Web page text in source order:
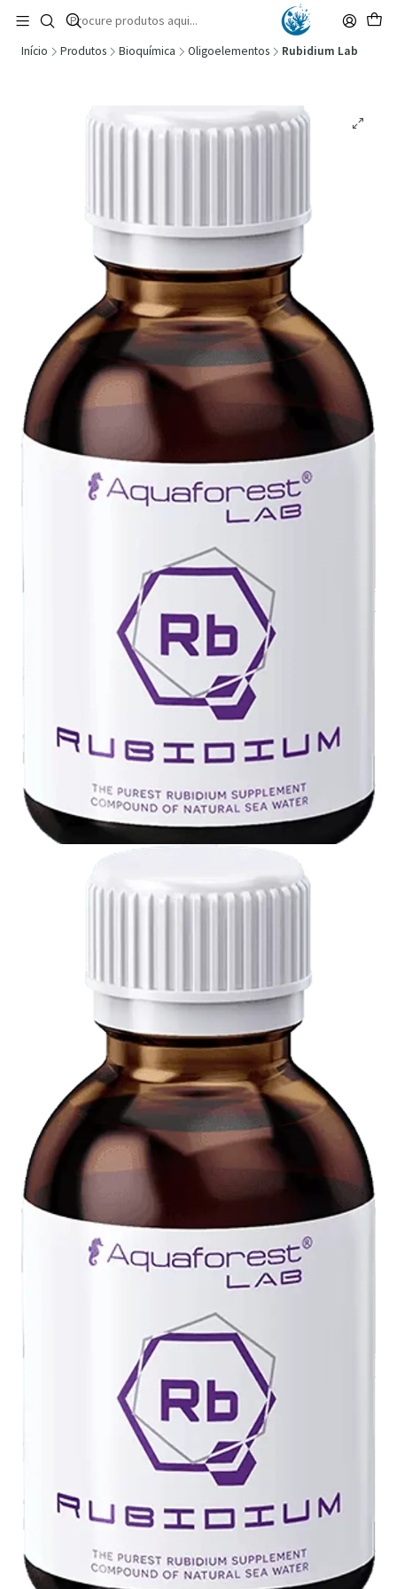
🚚 Portugal Continental: Portes Grátis desde 149,90€ (Envio extresso: 14,90€)
Ler mais
Início Produtos Bioquímica Oligoelementos Rubidium Lab